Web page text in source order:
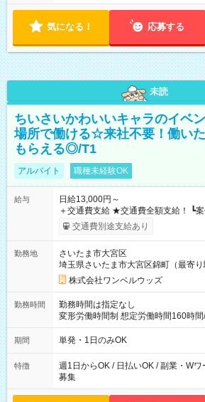
気になる！ 応募する
未読
ちいさいかわいいキャラのイベ
場所で働ける☆来社不要！働い
もらえる◎/T1
アルバイト 職種未経験OK
給与
日給13,000円～
＋交通費支給 ★交通費全額支給！ ┗案件により規定あり ★日払
いOK！（規定あり） ┗働いたその日
ンビニATMから 日払い分を引き落とせます！ 【試
交通費別途支給あり
勤務地
さいたま市大宮区
埼玉県さいたま市大宮区錦町（最寄り
株式会社ワンベルウッズ
勤務時間
勤務時間は指定なし
変形労働時間制 想定労働時間160時間/月 【シフト例】 ・8
～21：00
期間 単発・1日のみOK
特徴
週1日からOK / 日払いOK / 副業・W
募集